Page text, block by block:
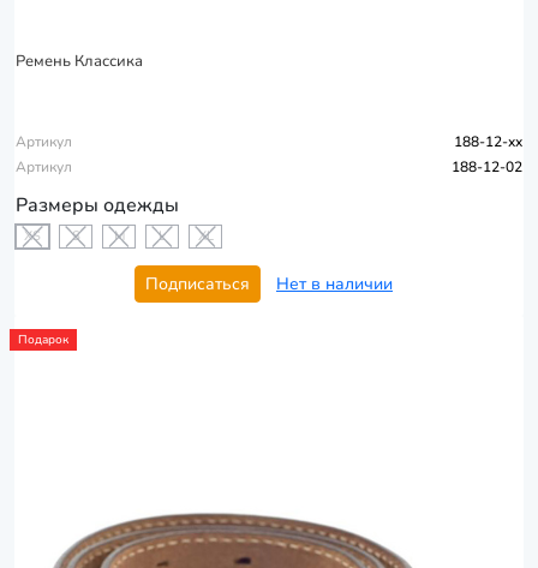
Ремень Классика
Артикул
188-12-xx
Артикул
188-12-02
Размеры одежды
XS S M L XL
Подписаться Нет в наличии
Подарок